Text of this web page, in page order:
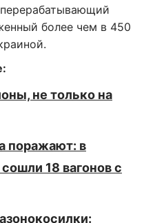
более чем в 450
не только на
поражают: в
18 вагонов с